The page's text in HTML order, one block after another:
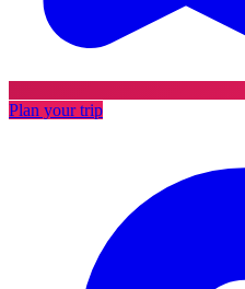
Plan your trip